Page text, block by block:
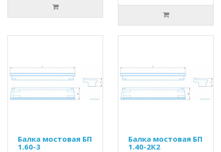
Балка мостовая БП
1.60-3
Балка мостовая БП
1.40-2К2